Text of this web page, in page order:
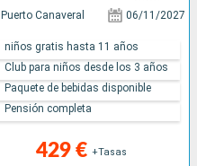
Puerto Canaveral 06/11/2027
429 € +Tasas
niños gratis hasta 11 años
Club para niños desde los 3 años
Paquete de bebidas disponible
Pensión completa